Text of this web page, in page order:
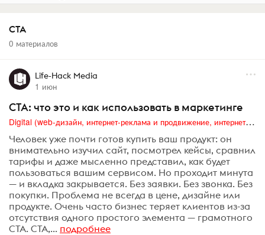
CTA
0 материалов
Life-Hack Media
1 июн
CTA: что это и как использовать в маркетинге
Digital (web-дизайн, интернет-реклама и продвижение, интернет-сообщества и блоги, интернет-коммуникации, мобильный маркетинг, реклама на цифровых экранах)
Человек уже почти готов купить ваш продукт: он
внимательно изучил сайт, посмотрел кейсы, сравнил
тарифы и даже мысленно представил, как будет
пользоваться вашим сервисом. Но проходит минута
— и вкладка закрывается. Без заявки. Без звонка. Без
покупки. Проблема не всегда в цене, дизайне или
продукте. Очень часто бизнес теряет клиентов из-за
отсутствия одного простого элемента — грамотного
CTA. CTA,... подробнее